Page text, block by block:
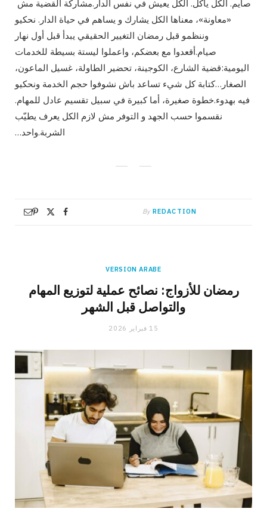
صايم. الكل ياكل. الكل يعيش في نفس الدار.مشاركة القضية مش
«معاونة»، معناها الكل يشارك و يساهم في حياة الدار. نحكيو
وننظمو قبل رمضان التغيير الحقيقي يبدأ قبل أول نهار
صيام.أقعدوا مع بعضكم، واعملوا ليستة بسيطة للخدمات
اليومية:قضية الشارع، الكوجينة، تحضير الطاولة، غسيل الماعون،
الصغار…كتابة كل شيء تساعد باش نشوفوا حجم الخدمة ونحكيو
فيه بهدوء.خطوة صغيرة، أما كبيرة في سبيل تقسيم عادل للمهام.
نقسموا حسب الجهد و التوفر مش لازم الكل يعرف يطيّب
الشربة.واحد…
By REDACTION
VERSION ARABE
رمضان للأزواج: نصائح عملية لتوزيع المهام
والتواصل قبل الشهر
15 فبراير 2026